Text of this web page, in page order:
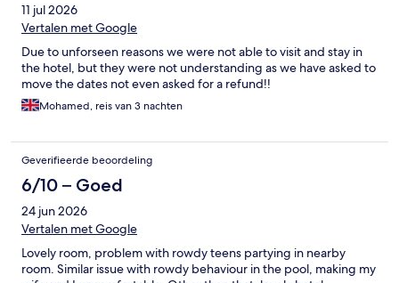
11 jul 2026
Vertalen met Google
Due to unforseen reasons we were not able to visit and stay in
the hotel, but they were not understanding as we have asked to
move the dates not even asked for a refund!!
Mohamed, reis van 3 nachten
Geverifieerde beoordeling
6/10 – Goed
24 jun 2026
Vertalen met Google
Lovely room, problem with rowdy teens partying in nearby
room. Similar issue with rowdy behaviour in the pool, making my